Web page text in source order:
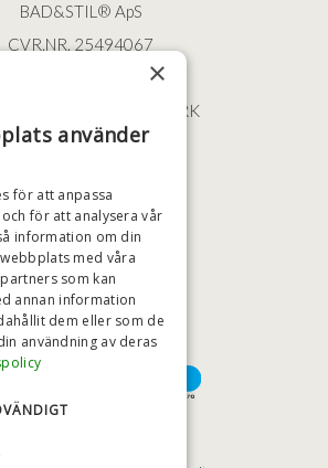
BAD&STIL® ApS
CVR.NR. 25494067
ØSTERBROGADE 202
• DANMARK
+46 (0)79 008 12 60
KREDITVÄRDIGHET
×
använder
för att anpassa
för att analysera vår
information om din
med våra
som kan
annan information
dem eller som de
användning av deras